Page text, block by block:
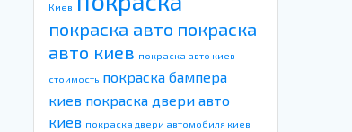
Киев
покраска авто покраска
авто киев покраска авто киев
стоимость покраска бампера
киев покраска двери авто
киев покраска двери автомобиля киев